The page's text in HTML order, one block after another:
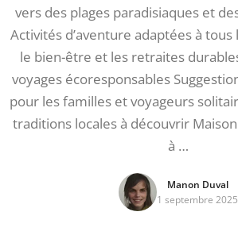
vers des plages paradisiaques et
Activités d’aventure adaptées à tous
le bien-être et les retraites
voyages écoresponsables
pour les familles et voyageurs
traditions locales à découvrir
à …
Manon Duval
1 septembre 2025